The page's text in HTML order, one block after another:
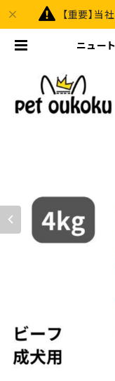
【重要】当
ニュー